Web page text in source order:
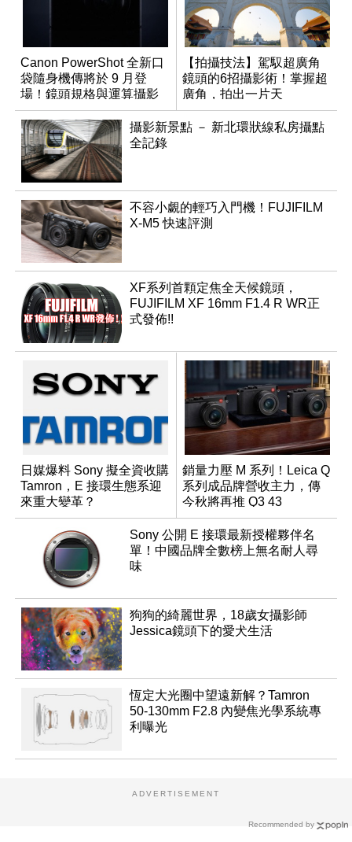
Canon PowerShot 全新口
袋隨身機傳將於 9 月登
場！鏡頭規格與運算攝影
升級成為焦點
【拍攝技法】駕馭超廣角
鏡頭的6招攝影術！掌握超
廣角，拍出一片天
攝影新景點 － 新北環狀線私房攝點
全記錄
不容小覷的輕巧入門機！FUJIFILM
X-M5 快速評測
XF系列首顆定焦全天候鏡頭，
FUJIFILM XF 16mm F1.4 R WR正
式發佈!!
日媒爆料 Sony 擬全資收購
Tamron，E 接環生態系迎
來重大變革？
銷量力壓 M 系列！Leica Q
系列成品牌營收主力，傳
今秋將再推 Q3 43
Monochrom
Sony 公開 E 接環最新授權夥伴名
單！中國品牌全數榜上無名耐人尋
味
狗狗的綺麗世界，18歲女攝影師
Jessica鏡頭下的愛犬生活
恆定大光圈中望遠新解？Tamron
50-130mm F2.8 內變焦光學系統專
利曝光
Recommended by
ADVERTISEMENT